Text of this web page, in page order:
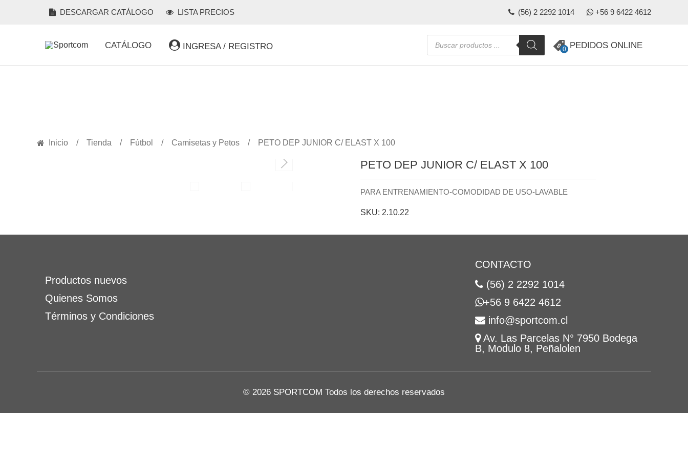
DESCARGAR CATÁLOGO LISTA PRECIOS (56) 2 2292 1014 +56 9 6422 4612
CATÁLOGO INGRESA / REGISTRO
Búsqueda
de
productos
0 PEDIDOS ONLINE
Inicio Tienda Fútbol Camisetas y Petos PETO DEP JUNIOR C/ ELAST X 100
PETO DEP JUNIOR C/ ELAST X 100
PARA ENTRENAMIENTO-COMODIDAD DE USO-LAVABLE
SKU: 2.10.22
Productos nuevos
Quienes Somos
Términos y Condiciones
CONTACTO
(56) 2 2292 1014
+56 9 6422 4612
info@sportcom.cl
Av. Las Parcelas N° 7950 Bodega
B, Modulo 8, Peñalolen
© 2026 SPORTCOM Todos los derechos reservados